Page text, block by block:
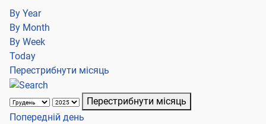
By Year
By Month
By Week
Today
Перестрибнути місяць
Перестрибнути місяць
Попередній день